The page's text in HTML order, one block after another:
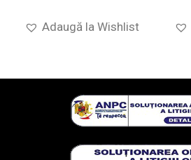
Adaugă la Wishlist